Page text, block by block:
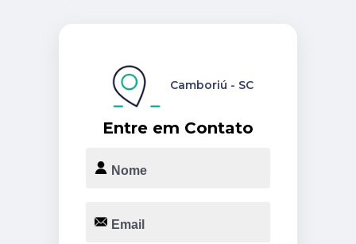
Entre em Contato
Camboriú - SC